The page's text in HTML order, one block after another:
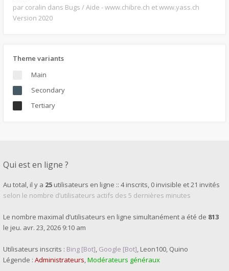
par coralin dans Bugs / Aide - www.chibre.ch et www.yass.ch
Version 2020
Theme variants
Main
Secondary
Tertiary
Qui est en ligne ?
Au total, il y a 25 utilisateurs en ligne :: 4 inscrits, 0 invisible et 21 invités
selon le nombre d’utilisateurs actifs des 5 dernières minutes
Le nombre maximal d’utilisateurs en ligne simultanément a été de 813
le jeu. avr. 23, 2026 9:10 am
Utilisateurs inscrits : Bing [Bot], Google [Bot], Leon100, Quino
Légende : Administrateurs,Modérateurs généraux